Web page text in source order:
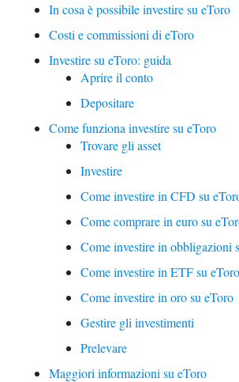
In cosa è possibile investire su eToro
Costi e commissioni di eToro
Investire su eToro: guida
Aprire il conto
Depositare
Come funziona investire su eToro
Trovare gli asset
Investire
Come investire in CFD su
Come comprare in euro su
Come investire in obbligazioni
Come investire in ETF su eToro
Come investire in oro su eToro
Gestire gli investimenti
Prelevare
Maggiori informazioni su eToro